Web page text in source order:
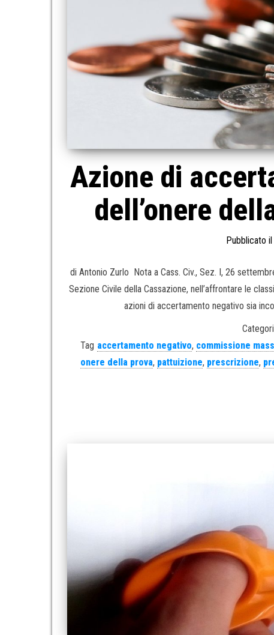
Azione di
dell’onere
Pubblicato il
di Antonio Zurlo Nota a Cass. Civ., Sez. I, 26
Sezione Civile della Cassazione, nell’affrontare le
azioni di accertamento negativo sia
Tag accertamento negativo, commissione
onere della prova, pattuizione, prescrizione,